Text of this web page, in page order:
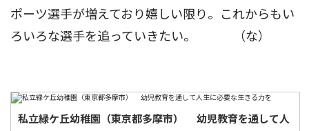
ポーツ選手が増えており嬉しい限り。これからもい
ろいろな選手を追っていきたい。 （な）
私立緑ケ丘幼稚園（東京都多摩市） 幼児教育を通して人